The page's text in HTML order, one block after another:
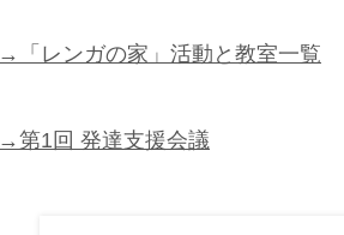
→「レンガの家」活動と教室一覧
→第1回 発達支援会議